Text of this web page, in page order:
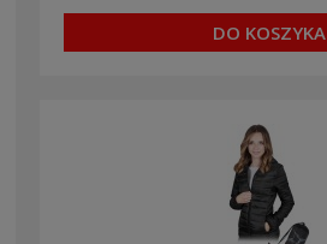
DO KOSZYKA